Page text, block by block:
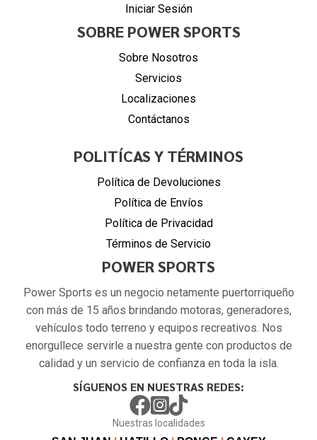
Iniciar Sesión
SOBRE POWER SPORTS
Sobre Nosotros
Servicios
Localizaciones
Contáctanos
POLITÍCAS Y TÉRMINOS
Política de Devoluciones
Política de Envíos
Política de Privacidad
Términos de Servicio
POWER SPORTS
Power Sports es un negocio netamente puertorriqueño
con más de 15 años brindando motoras, generadores,
vehículos todo terreno y equipos recreativos. Nos
enorgullece servirle a nuestra gente con productos de
calidad y un servicio de confianza en toda la isla.
SÍGUENOS EN NUESTRAS REDES:
Nuestras localidades